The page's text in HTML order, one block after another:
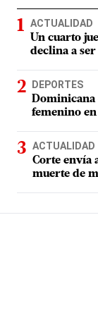
ACTUALIDAD
Un cuarto
declina a
DEPORTES
Dominicana
femenino
ACTUALIDAD
Corte envía
muerte de